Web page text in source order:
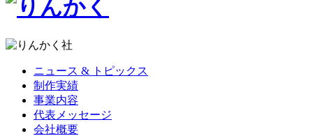
ニュース & トピックス
制作実績
事業内容
代表メッセージ
会社概要